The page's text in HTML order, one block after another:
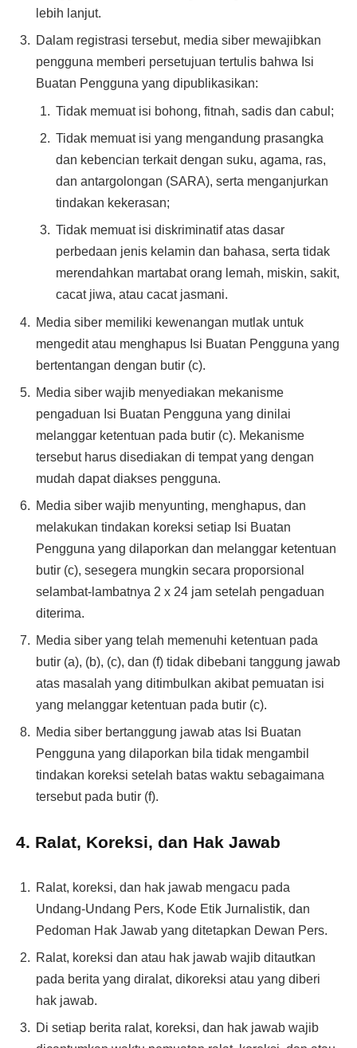
lebih lanjut.
Dalam registrasi tersebut, media siber mewajibkan
pengguna memberi persetujuan tertulis bahwa Isi
Buatan Pengguna yang dipublikasikan:
Tidak memuat isi bohong, fitnah, sadis dan cabul;
Tidak memuat isi yang mengandung prasangka
dan kebencian terkait dengan suku, agama, ras,
dan antargolongan (SARA), serta menganjurkan
tindakan kekerasan;
Tidak memuat isi diskriminatif atas dasar
perbedaan jenis kelamin dan bahasa, serta tidak
merendahkan martabat orang lemah, miskin, sakit,
cacat jiwa, atau cacat jasmani.
Media siber memiliki kewenangan mutlak untuk
mengedit atau menghapus Isi Buatan Pengguna yang
bertentangan dengan butir (c).
Media siber wajib menyediakan mekanisme
pengaduan Isi Buatan Pengguna yang dinilai
melanggar ketentuan pada butir (c). Mekanisme
tersebut harus disediakan di tempat yang dengan
mudah dapat diakses pengguna.
Media siber wajib menyunting, menghapus, dan
melakukan tindakan koreksi setiap Isi Buatan
Pengguna yang dilaporkan dan melanggar ketentuan
butir (c), sesegera mungkin secara proporsional
selambat-lambatnya 2 x 24 jam setelah pengaduan
diterima.
Media siber yang telah memenuhi ketentuan pada
butir (a), (b), (c), dan (f) tidak dibebani tanggung jawab
atas masalah yang ditimbulkan akibat pemuatan isi
yang melanggar ketentuan pada butir (c).
Media siber bertanggung jawab atas Isi Buatan
Pengguna yang dilaporkan bila tidak mengambil
tindakan koreksi setelah batas waktu sebagaimana
tersebut pada butir (f).
4. Ralat, Koreksi, dan Hak Jawab
Ralat, koreksi, dan hak jawab mengacu pada
Undang-Undang Pers, Kode Etik Jurnalistik, dan
Pedoman Hak Jawab yang ditetapkan Dewan Pers.
Ralat, koreksi dan atau hak jawab wajib ditautkan
pada berita yang diralat, dikoreksi atau yang diberi
hak jawab.
Di setiap berita ralat, koreksi, dan hak jawab wajib